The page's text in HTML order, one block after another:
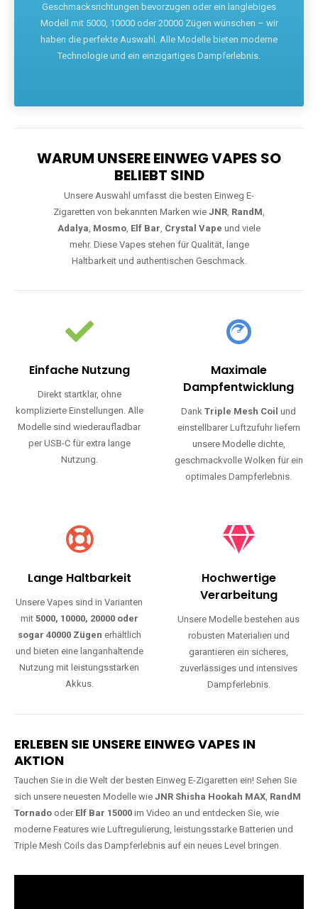
Geschmacksrichtungen bevorzugen oder ein langlebiges
Modell mit 5000, 10000 oder 20000 Zügen wünschen – wir
haben die perfekte Auswahl. Alle Modelle bieten moderne
Technologie und ein einzigartiges Dampferlebnis.
WARUM UNSERE EINWEG VAPES SO
BELIEBT SIND
Unsere Auswahl umfasst die besten Einweg E-
Zigaretten von bekannten Marken wie JNR, RandM,
Adalya, Mosmo, Elf Bar , Crystal Vape und viele
mehr. Diese Vapes stehen für Qualität, lange
Haltbarkeit und authentischen Geschmack.
Einfache Nutzung
Direkt startklar, ohne
komplizierte Einstellungen. Alle
Modelle sind wiederaufladbar
per USB-C für extra lange
Nutzung.
Maximale
Dampfentwicklung
Dank Triple Mesh Coil und
einstellbarer Luftzufuhr liefern
unsere Modelle dichte,
geschmackvolle Wolken für ein
optimales Dampferlebnis.
Lange Haltbarkeit
Unsere Vapes sind in Varianten
mit 5000, 10000, 20000 oder
sogar 40000 Zügen erhältlich
und bieten eine langanhaltende
Nutzung mit leistungsstarken
Akkus.
Hochwertige
Verarbeitung
Unsere Modelle bestehen aus
robusten Materialien und
garantieren ein sicheres,
zuverlässiges und intensives
Dampferlebnis.
ERLEBEN SIE UNSERE EINWEG VAPES IN
AKTION
Tauchen Sie in die Welt der besten Einweg E-Zigaretten ein! Sehen Sie
sich unsere neuesten Modelle wie JNR Shisha Hookah MAX, RandM
Tornado oder Elf Bar 15000 im Video an und entdecken Sie, wie
moderne Features wie Luftregulierung, leistungsstarke Batterien und
Triple Mesh Coils das Dampferlebnis auf ein neues Level bringen.